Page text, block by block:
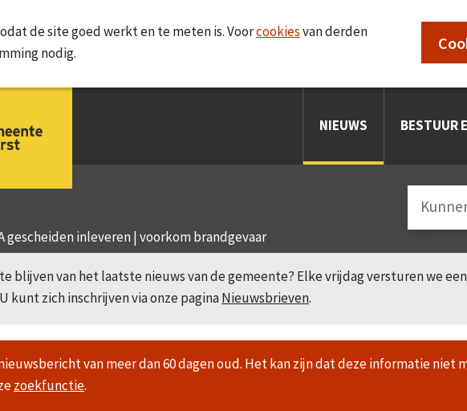
de site goed werkt en te meten is. Voorcookiesvan derden
nodig.
NIEUWS BESTUUR
gescheiden inleveren | voorkom brandgevaar
blijven van het laatste nieuws van de gemeente? Elke vrijdag versturen we
kunt zich inschrijven via onze paginaNieuwsbrieven.
van meer dan 60 dagen oud. Het kan zijn dat deze informatie niet
zoekfunctie.